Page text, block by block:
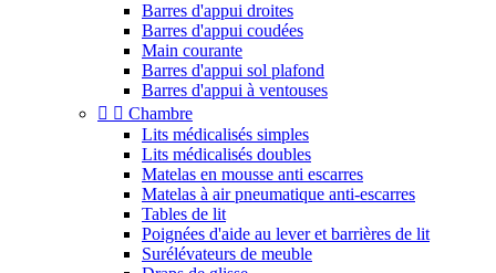
Barres d'appui droites
Barres d'appui coudées
Main courante
Barres d'appui sol plafond
Barres d'appui à ventouses
  Chambre
Lits médicalisés simples
Lits médicalisés doubles
Matelas en mousse anti escarres
Matelas à air pneumatique anti-escarres
Tables de lit
Poignées d'aide au lever et barrières de lit
Surélévateurs de meuble